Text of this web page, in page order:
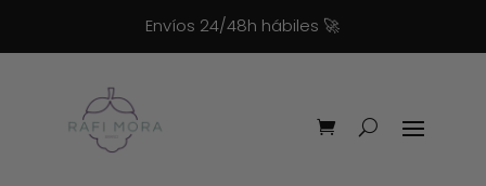
Envíos 24/48h hábiles 🚀